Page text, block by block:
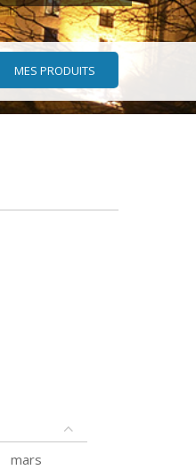
MES PRODUITS
mars